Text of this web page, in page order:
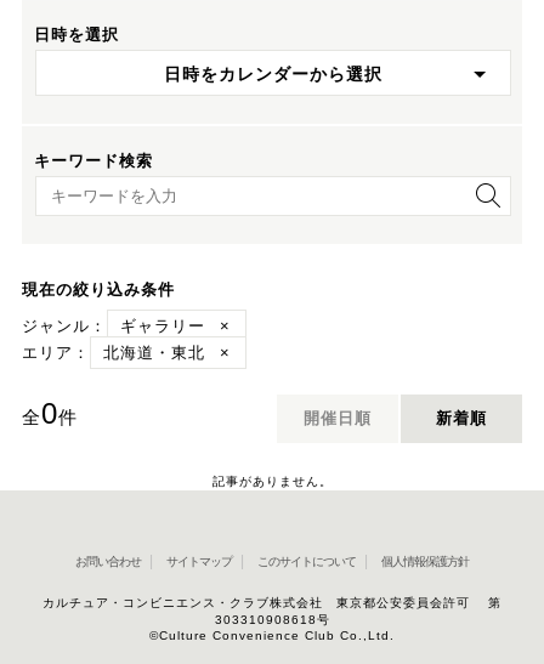
日時を選択
日時をカレンダーから選択
キーワード検索
キーワード検索
現在の絞り込み条件
ジャンル：
ギャラリー
×
エリア：
北海道・東北 ×
全0件 開催日順 新着順
記事がありません。
お問い合わせ サイトマップ このサイトについて 個人情報保護方針
カルチュア・コンビニエンス・クラブ株式会社 東京都公安委員会許可 第
303310908618号
©Culture Convenience Club Co.,Ltd.